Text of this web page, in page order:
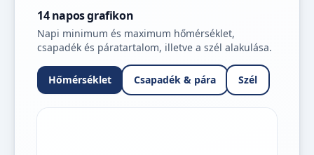
14 napos grafikon
Napi minimum és maximum hőmérséklet,
csapadék és páratartalom, illetve a szél alakulása.
Hőmérséklet Csapadék & pára Szél